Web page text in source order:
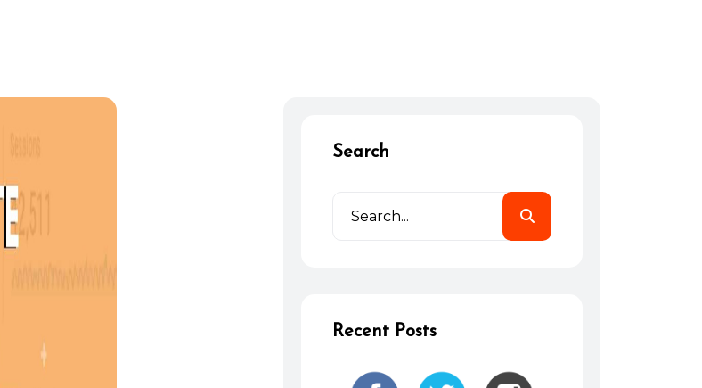
Search
Recent Posts